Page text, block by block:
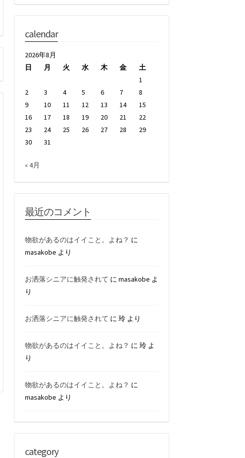
calendar
2026年8月
日
月 火 水 木 金
土
1
2
3 4 5 6 7
8
9
10 11 12 13 14
15
16
17 18 19 20 21
22
23
24 25 26 27 28
29
30
31
« 4月
最近のコメント
物欲があるのはイイこと。よね？ に
masakobe より
お洒落シニアに触発されて に masakobe よ
り
お洒落シニアに触発されて に 玲 より
物欲があるのはイイこと。よね？ に 玲 よ
り
物欲があるのはイイこと。よね？ に
masakobe より
category